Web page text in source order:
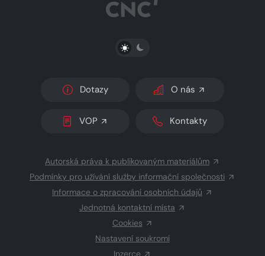
PŘEPNOUT SVĚTLÝ/TMAVÝ REŽIM
Dotazy O nás
VOP Kontakty
Autorská práva k publikovaným materiálům
Podmínky pro užívání služby informační společnosti
Informace o zpracování osobních údajů
Jednotná kontaktní místa
Cookies
Nastavení soukromí
Inzerce